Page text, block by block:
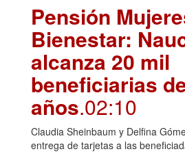
Pensión
Bienestar:
alcanza 20 mil
beneficiarias
años.02:10
Claudia Sheinbaum y Delfina
entrega de tarjetas a las